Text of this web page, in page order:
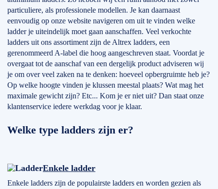
particuliere, als professionele modellen. Je kan daarnaast
eenvoudig op onze website navigeren om uit te vinden welke
ladder je uiteindelijk moet gaan aanschaffen. Veel verkochte
ladders uit ons assortiment zijn de Altrex ladders, een
gerenommeerd A-label die hoog aangeschreven staat. Voordat je
overgaat tot de aanschaf van een dergelijk product adviseren wij
je om over veel zaken na te denken: hoeveel opbergruimte heb je?
Op welke hoogte vinden je klussen meestal plaats? Wat mag het
maximale gewicht zijn? Etc... Kom je er niet uit? Dan staat onze
klantenservice iedere werkdag voor je klaar.
Welke type ladders zijn er?
Enkele ladder
Enkele ladders zijn de populairste ladders en worden gezien als